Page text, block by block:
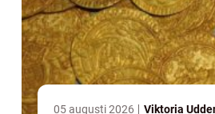
05 augusti 2026 Viktoria